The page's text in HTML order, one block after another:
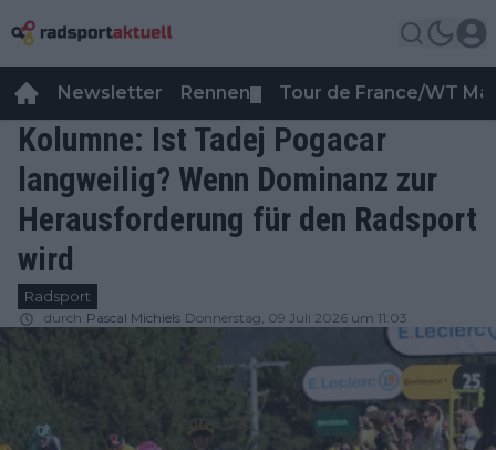
Newsletter Rennen Tour de France/WT
Kolumne: Ist Tadej Pogacar
langweilig? Wenn Dominanz zur
Herausforderung für den Radsport
wird
Radsport
durch Pascal Michiels Donnerstag, 09 Juli 2026 um 11:03